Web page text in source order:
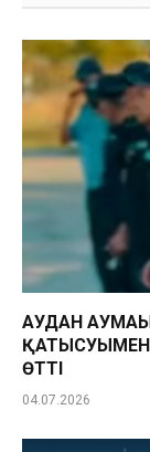
АУДАН
ҚАТЫСУЫМЕН
ӨТТІ
04.07.2026